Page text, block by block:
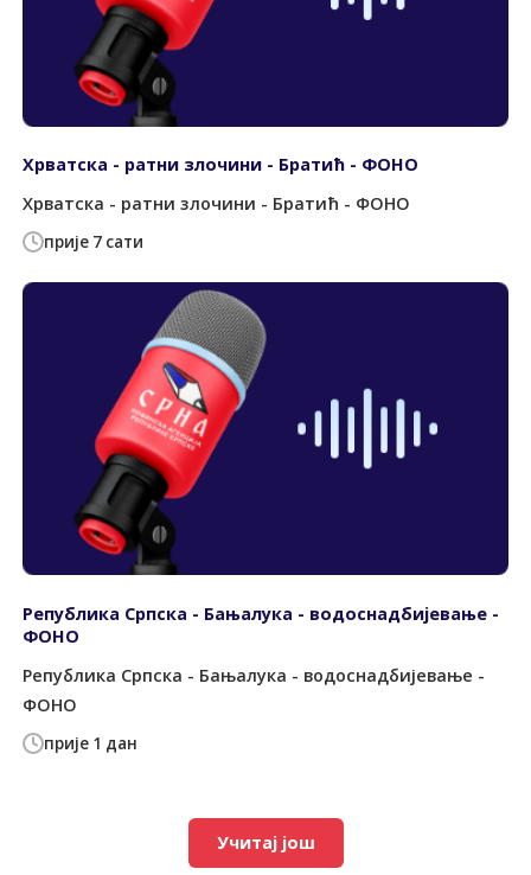
прије 7 сати
Хрватска - ратни злочини - Братић - ФОНО
Хрватска - ратни злочини - Братић - ФОНО
прије 1 дан
Република Српска - Бањалука - водоснадбијевање -
ФОНО
Република Српска - Бањалука - водоснадбијевање -
ФОНО
Учитај још